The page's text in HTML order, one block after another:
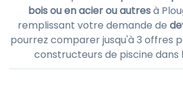
bois ou en acier ou autresà
remplissant votre demande de
pourrez comparer jusqu'à 3 offres
constructeurs de piscine dans